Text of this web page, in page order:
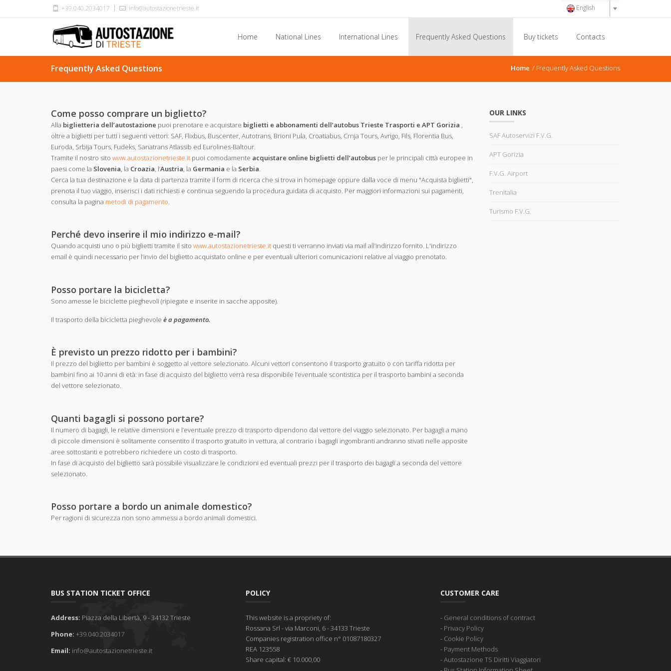
+39.040.2034017 info@autostazionetrieste.it English
Home National Lines International Lines Frequently Asked Questions Buy tickets Contacts
Frequently Asked Questions Home Frequently Asked Questions
Come posso comprare un biglietto?
Alla biglietteria dell’autostazione puoi prenotare e acquistare biglietti e abbonamenti dell’autobus Trieste Trasporti e APT Gorizia ,
oltre a biglietti per tutti i seguenti vettori: SAF, Flixbus, Buscenter, Autotrans, Brioni Pula, Croatiabus, Crnja Tours, Avrigo, Fils, Florentia Bus,
Euroda, Srbija Tours, Fudeks, Sanatrans Atlassib ed Eurolines-Baltour.
Tramite il nostro sito www.autostazionetrieste.it puoi comodamente acquistare online biglietti dell’autobus per le principali città europee in
paesi come la Slovenia, la Croazia, l’Austria, la Germania e la Serbia.
Cerca la tua destinazione e la data di partenza tramite il form di ricerca che si trova in homepage oppure dalla voce di menu "Acquista biglietti",
prenota il tuo viaggio, inserisci i dati richiesti e continua seguendo la procedura guidata di acquisto. Per maggiori informazioni sui pagamenti,
consulta la pagina metodi di pagamento.
Perché devo inserire il mio indirizzo e-mail?
Quando acquisti uno o più biglietti tramite il sito www.autostazionetrieste.it questi ti verranno inviati via mail all’indirizzo fornito. L'indirizzo
email è quindi necessario per l’invio del biglietto acquistato online e per eventuali ulteriori comunicazioni relative al viaggio prenotato.
Posso portare la bicicletta?
Sono amesse le biciclette pieghevoli (ripiegate e inserite in sacche apposite).
Il trasporto della bicicletta pieghevole è a pagamento.
È previsto un prezzo ridotto per i bambini?
Il prezzo del biglietto per bambini è soggetto al vettore selezionato. Alcuni vettori consentono il trasporto gratuito o con tariffa ridotta per
bambini fino ai 10 anni di età: in fase di acquisto del biglietto verrà resa disponibile l’eventuale scontistica per il trasporto bambini a seconda
del vettore selezionato.
Quanti bagagli si possono portare?
Il numero di bagagli, le relative dimensioni e l’eventuale prezzo di trasporto dipendono dal vettore del viaggio selezionato. Per bagagli a mano
di piccole dimensioni è solitamente consentito il trasporto gratuito in vettura, al contrario i bagagli ingombranti andranno stivati nelle apposite
aree sottostanti e potrebbero richiedere un costo di trasporto.
In fase di acquisto del biglietto sarà possibile visualizzare le condizioni ed eventuali prezzi per il trasporto dei bagagli a seconda del vettore
selezionato.
Posso portare a bordo un animale domestico?
Per ragioni di sicurezza non sono ammessi a bordo animali domestici.
OUR LINKS
SAF Autoservizi F.V.G.
APT Gorizia
F.V.G. Airport
Trenitalia
Turismo F.V.G.
BUS STATION TICKET OFFICE
Address: Piazza della Libertà, 9 - 34132 Trieste
Phone: +39.040.2034017
Email: info@autostazionetrieste.it
POLICY
This website is a propriety of:
Rossana Srl - via Marconi, 6 - 34133 Trieste
Companies registration office n° 01087180327
REA 123558
Share capital: € 10.000,00
CUSTOMER CARE
- General conditions of contract
- Privacy Policy
- Cookie Policy
- Payment Methods
-Autostazione TS Diritti Viaggiatori